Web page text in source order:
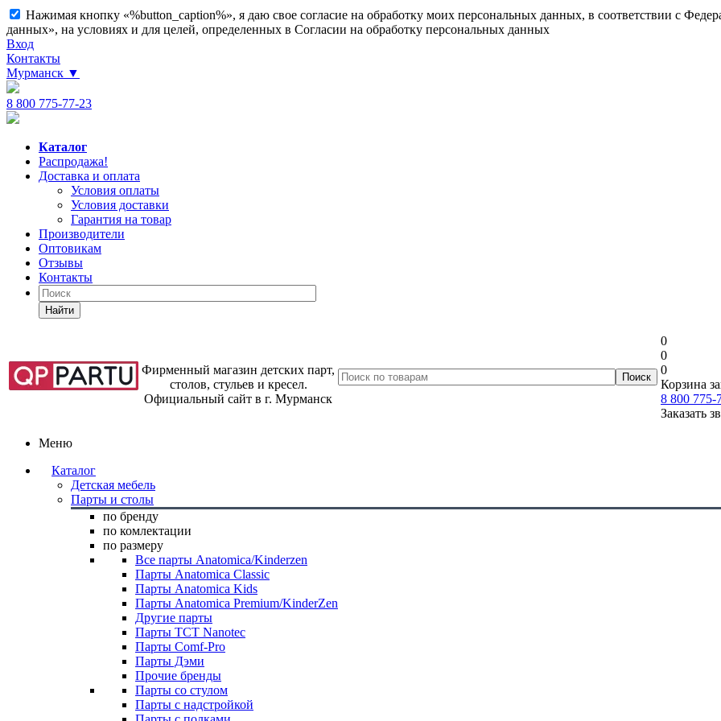
Нажимая кнопку «%button_caption%», я даю свое согласие на обработку моих персональных данных, в соответствии с
данных», на условиях и для целей, определенных в Согласии на обработку персональных данных
Вход
Контакты
Мурманск ▼
8 800 775-77-23
Каталог
Распродажа!
Доставка и оплата
Условия оплаты
Условия доставки
Гарантия на товар
Производители
Оптовикам
Отзывы
Контакты
Найти
Фирменный магазин детских парт,
столов, стульев и кресел.
Официальный сайт в г. Мурманск
0
0
0
Корзина
8 800 775-
Заказать
Меню
Каталог
Детская мебель
Парты и столы
по бренду
по комлектации
по размеру
Все парты Anatomica/Kinderzen
Парты Anatomica Classic
Парты Anatomica Kids
Парты Anatomica Premium/KinderZen
Другие парты
Парты TCT Nanotec
Парты Comf-Pro
Парты Дэми
Прочие бренды
Парты со стулом
Парты с надстройкой